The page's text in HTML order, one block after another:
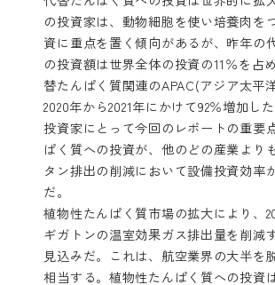
の投資家は、動物細胞を使い培養肉を
資に重点を置く傾向があるが、昨年の
の投資額は世界全体の投資の11％を占
替たんぱく質関連のAPAC(アジア太平
2020年から2021年にかけて92％増加した
投資家にとって今回のレポートの重要
ぱく質への投資が、他のどの産業より
タン排出の削減において設備投資効率
だ。
植物性たんぱく質市場の拡大により、
ギガトンの温室効果ガス排出量を削減
見込みだ。これは、航空業界の大半を
相当する。植物性たんぱく質への投資